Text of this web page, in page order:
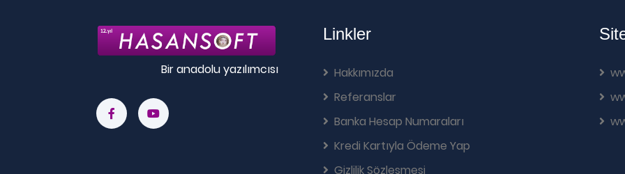
Bir anadolu yazılımcısı
Linkler
Hakkımızda
Referanslar
Banka Hesap Numaraları
Kredi Kartıyla Ödeme Yap
Gizlilik Sözleşmesi